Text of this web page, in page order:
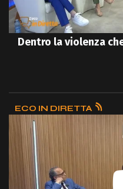
Dentro la violenza
ECO IN DIRETTA